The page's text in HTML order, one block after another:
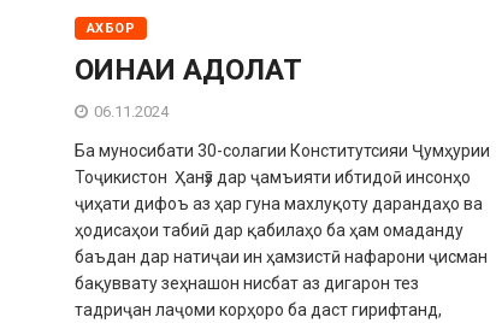
АХБОР
ОИНАИ АДОЛАТ
06.11.2024
Ба муносибати 30-солагии Конститутсияи Ҷумҳурии
Тоҷикистон Ҳанӯз дар ҷамъияти ибтидоӣ инсонҳо
ҷиҳати дифоъ аз ҳар гуна махлуқоту дарандаҳо ва
ҳодисаҳои табиӣ дар қабилаҳо ба ҳам омаданду
баъдан дар натиҷаи ин ҳамзистӣ нафарони ҷисман
бақуввату зеҳнашон нисбат аз дигарон тез
тадриҷан лаҷоми корҳоро ба даст гирифтанд,